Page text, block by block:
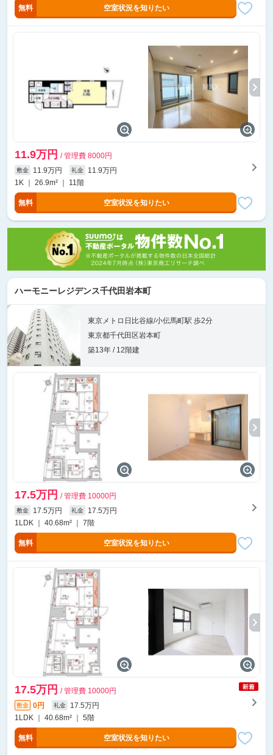
無料 空室状況を知りたい
11.9万円 / 管理費 8000円
敷金 11.9万円 礼金
11.9万円
1K ｜ 26.9m² ｜ 11階
無料 空室状況を知りたい
ハーモニーレジデンス千代田岩本町
東京メトロ日比谷線/小伝馬町駅 歩2分
東京都千代田区岩本町
築13年 / 12階建
17.5万円 / 管理費 10000円
敷金 17.5万円 礼金
17.5万円
1LDK ｜ 40.68m² ｜ 7階
無料 空室状況を知りたい
17.5万円 / 管理費 10000円
敷金 0円 礼金
17.5万円
1LDK ｜ 40.68m² ｜ 5階
無料 空室状況を知りたい